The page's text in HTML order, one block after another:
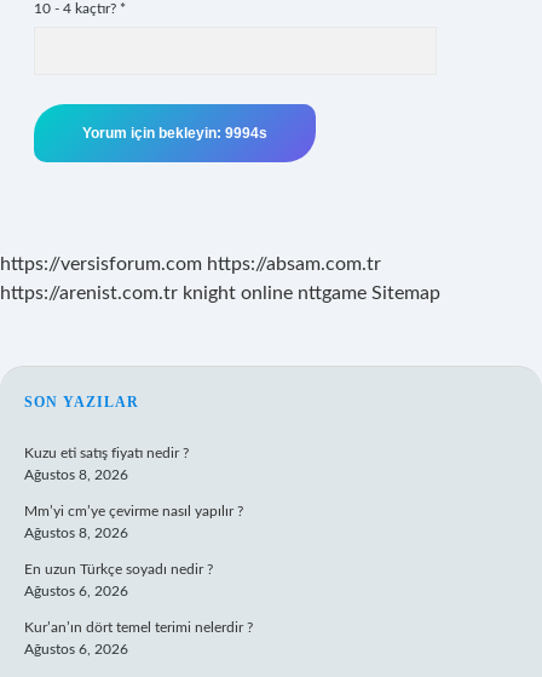
10 - 4 kaçtır? *
https://versisforum.com https://absam.com.tr
https://arenist.com.tr knight online nttgame Sitemap
SIDEBAR
SON YAZILAR
Kuzu eti satış fiyatı nedir ?
Ağustos 8, 2026
Mm’yi cm’ye çevirme nasıl yapılır ?
Ağustos 8, 2026
En uzun Türkçe soyadı nedir ?
Ağustos 6, 2026
Kur’an’ın dört temel terimi nelerdir ?
Ağustos 6, 2026